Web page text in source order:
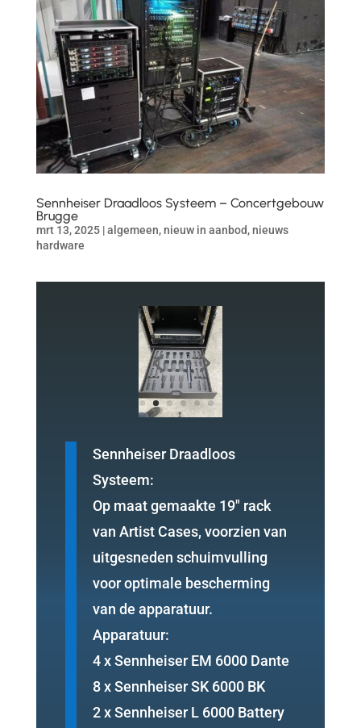
Sennheiser Draadloos Systeem – Concertgebouw
Brugge
mrt 13, 2025|algemeen,nieuw in aanbod,nieuws
hardware
Sennheiser Draadloos
Systeem:
Op maat gemaakte 19″ rack
van Artist Cases, voorzien van
uitgesneden schuimvulling
voor optimale bescherming
van de apparatuur.
Apparatuur:
4 x Sennheiser EM 6000 Dante
8 x Sennheiser SK 6000 BK
2 x Sennheiser L 6000 Battery